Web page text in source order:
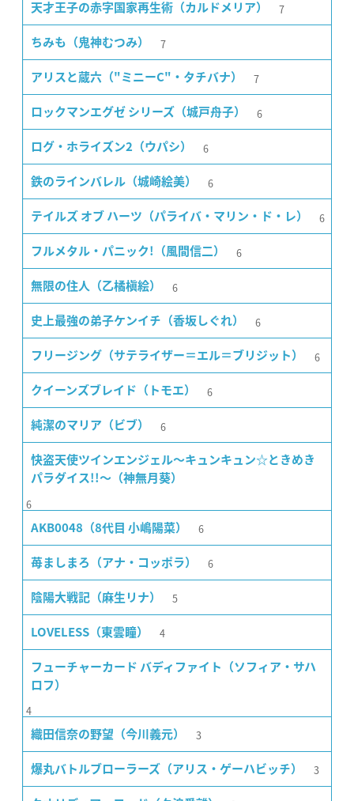
天才王子の赤字国家再生術（カルドメリア） 7
ちみも（鬼神むつみ） 7
アリスと蔵六（"ミニーC"・タチバナ） 7
ロックマンエグゼ シリーズ（城戸舟子） 6
ログ・ホライズン2（ウパシ） 6
鉄のラインバレル（城崎絵美） 6
テイルズ オブ ハーツ（パライバ・マリン・ド・レ） 6
フルメタル・パニック!（風間信二） 6
無限の住人（乙橘槇絵） 6
史上最強の弟子ケンイチ（香坂しぐれ） 6
フリージング（サテライザー＝エル＝ブリジット） 6
クイーンズブレイド（トモエ） 6
純潔のマリア（ビブ） 6
快盗天使ツインエンジェル〜キュンキュン☆ときめき
パラダイス!!〜（神無月葵）
6
AKB0048（8代目 小嶋陽菜） 6
苺ましまろ（アナ・コッポラ） 6
陰陽大戦記（麻生リナ） 5
LOVELESS（東雲瞳） 4
フューチャーカード バディファイト（ソフィア・サハ
ロフ）
4
織田信奈の野望（今川義元） 3
爆丸バトルブローラーズ（アリス・ゲーハビッチ） 3